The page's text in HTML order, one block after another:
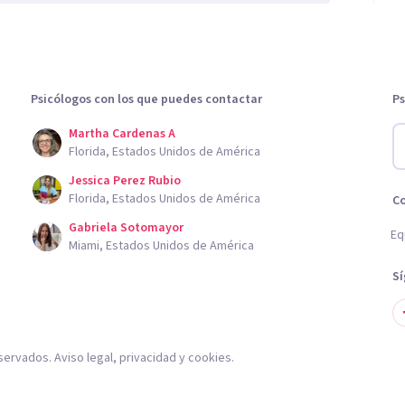
Psicólogos con los que puedes contactar
Martha Cardenas A
Florida, Estados Unidos de América
Jessica Perez Rubio
Florida, Estados Unidos de América
Gabriela Sotomayor
Miami, Estados Unidos de América
Aviso legal, privacidad y cookies.